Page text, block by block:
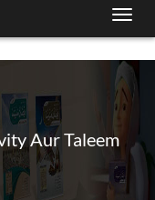
Aur Taleem